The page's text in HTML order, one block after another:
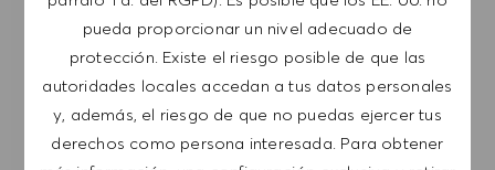
pueda proporcionar un nivel adecuado de
protección. Existe el riesgo posible de que las
autoridades locales accedan a tus datos personales
y, además, el riesgo de que no puedas ejercer tus
derechos como persona interesada. Para obtener
NOTA: Al suscribirme, consiento recibir
comunicaciones por correo electrónico con
ofertas de trabajo de HUGO BOSS, invitaciones
a eventos y otros temas profesionales de los
que puedo darme de baja en cualquier
momento, por ejemplo, haciendo clic en el